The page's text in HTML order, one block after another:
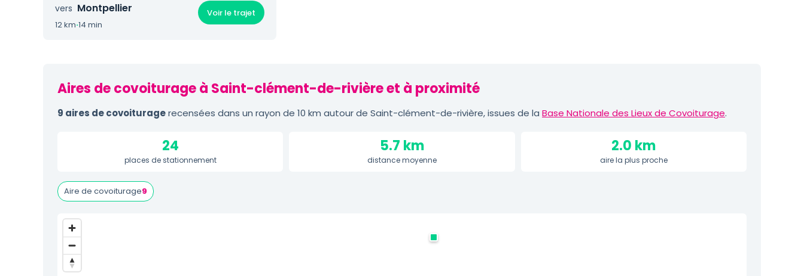
vers Montpellier
12 km·14 min
Voir le trajet
Aires de covoiturage à Saint-clément-de-rivière et à proximité
9 aires de covoituragerecensées dans un rayon de 10 km autour de Saint-clément-de-rivière, issues de la Base Nationale des Lieux de Covoiturage.
24
places de stationnement
5.7 km
distance moyenne
2.0 km
aire la plus proche
Aire de covoiturage9